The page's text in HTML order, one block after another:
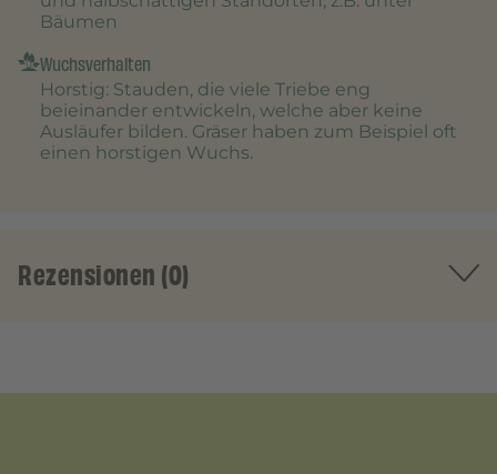
Bäumen
Wuchsverhalten
Horstig: Stauden, die viele Triebe eng
beieinander entwickeln, welche aber keine
Ausläufer bilden. Gräser haben zum Beispiel oft
einen horstigen Wuchs.
Rezensionen (0)